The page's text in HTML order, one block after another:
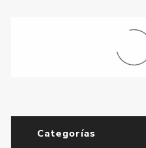
Extractor de Leche de